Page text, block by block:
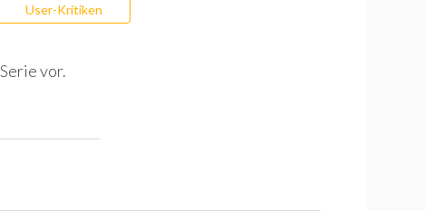
User-Kritiken
vor.